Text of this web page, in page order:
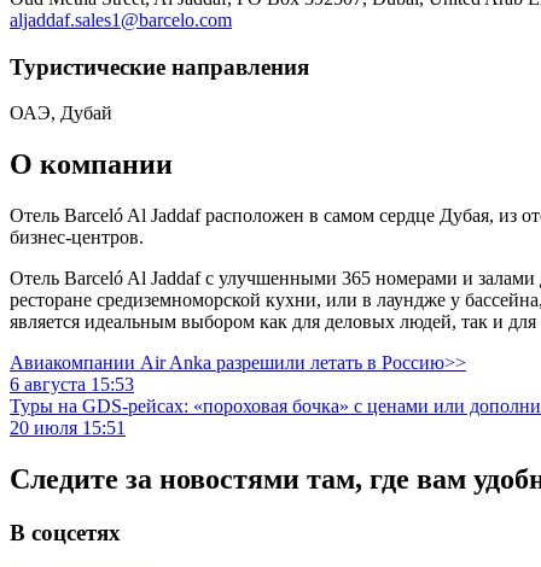
aljaddaf.sales1@barcelo.com
Туристическиe направления
ОАЭ, Дубай
О компании
Отель Barceló Al Jaddaf расположен в самом сердце Дубая, из
бизнес-центров.
Отель Barceló Al Jaddaf с улучшенными 365 номерами и
ресторане средиземноморской кухни, или в лаундже у
является идеальным выбором как для деловых людей, так и для
Авиакомпании Air Anka разрешили летать в Россию>>
6 августа 15:53
Туры на GDS-рейсах: «пороховая бочка» с ценами или
20 июля 15:51
Следите за новостями там, где вам
В соцсетях